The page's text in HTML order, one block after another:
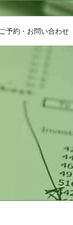
予約・お問い合わせ